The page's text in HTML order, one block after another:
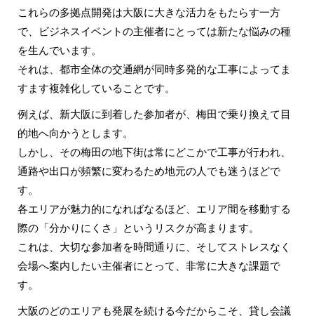
これらの多拠点開発は大阪に大きな活力をもたらす一方
で、ビジネスイベントの主催者にとっては新たな悩みの種
を生んでいます。
それは、都市全体の交通網が同時多発的な工事によってま
すます複雑化していることです。
例えば、新大阪に到着した参加者が、梅田で乗り換えて目
的地へ向かうとします。
しかし、その梅田の地下街は常にどこかで工事が行われ、
通路や出口が頻繁に変わるため地元の人でも迷うほどで
す。
各エリアが魅力的になればなるほど、エリア間を移動する
際の「分かりにくさ」というリスクが高まります。
これは、大切な参加者を時間通りに、そしてストレスなく
会場へ案内したい主催者にとって、非常に大きな課題で
す。
大阪のどのエリアも発展を続ける今だからこそ、貸し会議